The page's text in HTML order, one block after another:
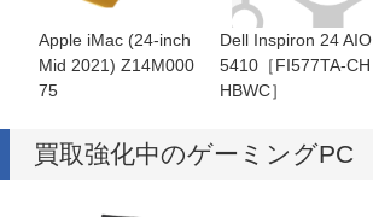
Apple iMac (24-inch
Mid 2021) Z14M000
75
Dell Inspiron 24 AIO
5410［FI577TA-CH
HBWC］
買取強化中のゲーミングPC